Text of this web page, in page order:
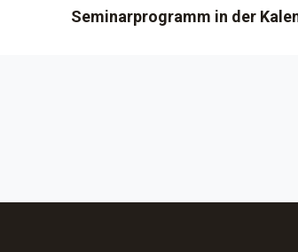
Seminarprogramm in der